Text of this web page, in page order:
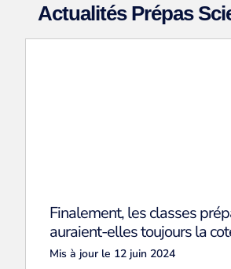
Actualités Prépas
Finalement, les classes
auraient-elles toujours la
Mis à jour le 12 juin 2024